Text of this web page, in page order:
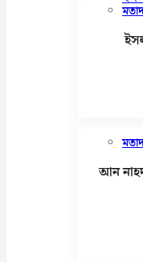
আন